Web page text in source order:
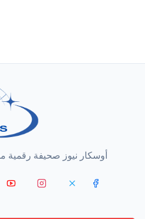
أوسكار نيوز صحيفة رقمية